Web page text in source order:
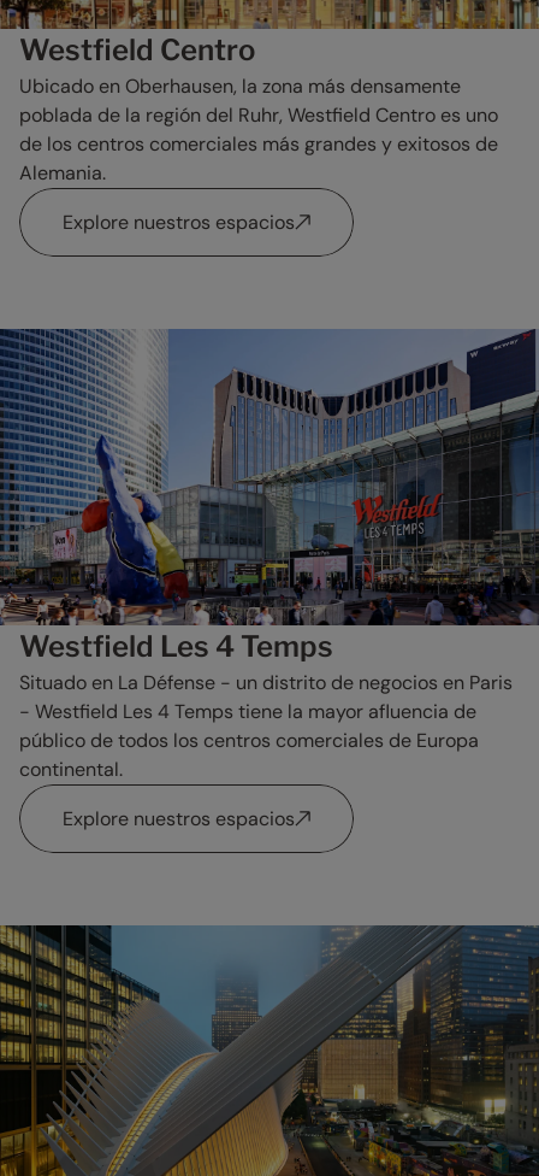
Westfield Centro
Ubicado en Oberhausen, la zona más densamente
poblada de la región del Ruhr, Westfield Centro es uno
de los centros comerciales más grandes y exitosos de
Alemania.
Explore nuestros espacios
Westfield Les 4 Temps
Situado en La Défense - un distrito de negocios en Paris
- Westfield Les 4 Temps tiene la mayor afluencia de
público de todos los centros comerciales de Europa
continental.
Explore nuestros espacios